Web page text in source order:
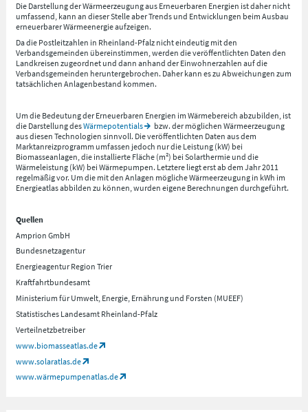
Die Darstellung der Wärmeerzeugung aus Erneuerbaren Energien ist daher nicht
umfassend, kann an dieser Stelle aber Trends und Entwicklungen beim Ausbau
erneuerbarer Wärmeenergie aufzeigen.
Da die Postleitzahlen in Rheinland-Pfalz nicht eindeutig mit den
Verbandsgemeinden übereinstimmen, werden die veröffentlichten Daten den
Landkreisen zugeordnet und dann anhand der Einwohnerzahlen auf die
Verbandsgemeinden heruntergebrochen. Daher kann es zu Abweichungen zum
tatsächlichen Anlagenbestand kommen.
Um die Bedeutung der Erneuerbaren Energien im Wärmebereich abzubilden, ist
die Darstellung desWärmepotentials
bzw. der möglichen Wärmeerzeugung
aus diesen Technologien sinnvoll. Die veröffentlichten Daten aus dem
Marktanreizprogramm umfassen jedoch nur die Leistung (kW) bei
Biomasseanlagen, die installierte Fläche (m²) bei Solarthermie und die
Wärmeleistung (kW) bei Wärmepumpen. Letztere liegt erst ab dem Jahr 2011
regelmäßig vor. Um die mit den Anlagen mögliche Wärmeerzeugung in kWh im
Energieatlas abbilden zu können, wurden eigene Berechnungen durchgeführt.
Quellen
Amprion GmbH
Bundesnetzagentur
Energieagentur Region Trier
Kraftfahrtbundesamt
Ministerium für Umwelt, Energie, Ernährung und Forsten (MUEEF)
Statistisches Landesamt Rheinland-Pfalz
Verteilnetzbetreiber
www.biomasseatlas.de
www.solaratlas.de
www.wärmepumpenatlas.de